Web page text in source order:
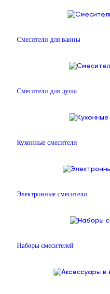
Смесители для ванны
Смесители для душа
Кухонные смесители
Электронные смесители
Наборы смесителей